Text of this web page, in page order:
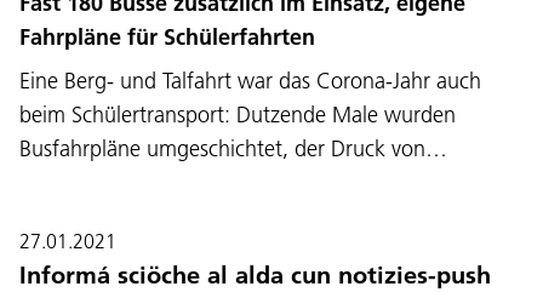
Fahrpläne für Schülerfahrten
Eine Berg- und Talfahrt war das Corona-Jahr auch
beim Schülertransport: Dutzende Male wurden
Busfahrpläne umgeschichtet, der Druck von…
27.01.2021
Informá sciöche al alda cun notizies-push